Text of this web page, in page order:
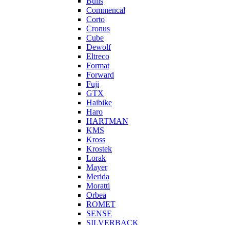
Commencal
Corto
Cronus
Cube
Dewolf
Eltreco
Format
Forward
Fuji
GTX
Haibike
Haro
HARTMAN
KMS
Kross
Krostek
Lorak
Mayer
Merida
Moratti
Orbea
ROMET
SENSE
SILVERBACK